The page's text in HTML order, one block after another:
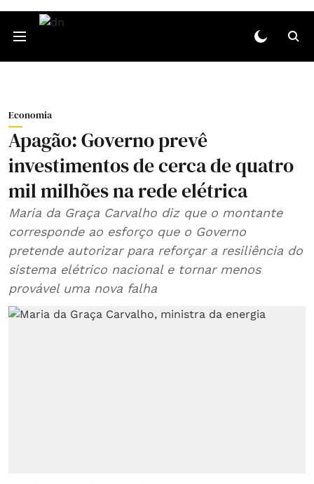
Economia
Apagão: Governo prevê
investimentos de cerca de quatro
mil milhões na rede elétrica
Maria da Graça Carvalho diz que o montante
corresponde ao esforço que o Governo
pretende autorizar para reforçar a resiliência do
sistema elétrico nacional e tornar menos
provável uma nova falha